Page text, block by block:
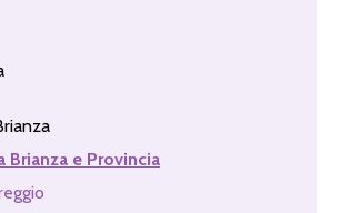
Brianza e Provincia